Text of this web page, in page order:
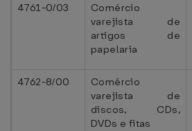
4761-0/03
Comércio
varejista de
artigos de
papelaria
4762-8/00
Comércio
varejista de
discos, CDs,
DVDs e fitas